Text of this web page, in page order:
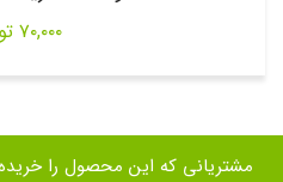
۷۰,۰۰۰
مشتریانی که این محصول را